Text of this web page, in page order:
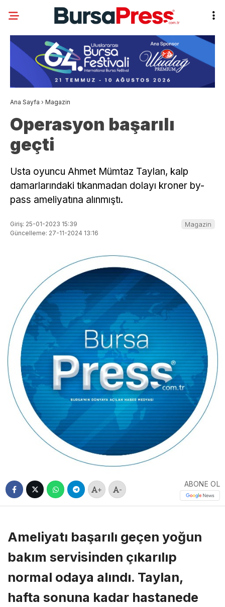
Ana Sayfa › Magazin
Operasyon başarılı
geçti
Usta oyuncu Ahmet Mümtaz Taylan, kalp
damarlarındaki tıkanmadan dolayı kroner by-
pass ameliyatına alınmıştı.
Giriş: 25-01-2023 15:39
Güncelleme: 27-11-2024 13:16
Magazin
+ -
ABONE OL
Ameliyatı başarılı geçen yoğun
bakım servisinden çıkarılıp
normal odaya alındı. Taylan,
hafta sonuna kadar hastanede